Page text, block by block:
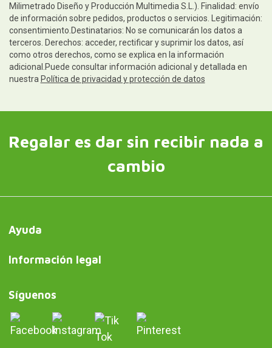
Milimetrado Diseño y Producción Multimedia S.L.). Finalidad: envío
de información sobre pedidos, productos o servicios. Legitimación:
consentimiento.Destinatarios: No se comunicarán los datos a
terceros. Derechos: acceder, rectificar y suprimir los datos, así
como otros derechos, como se explica en la información
adicional.Puede consultar información adicional y detallada en
nuestra Política de privacidad y protección de datos
Regalar es dar sin recibir nada a
cambio
Ayuda
Información legal
Síguenos